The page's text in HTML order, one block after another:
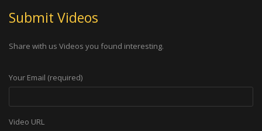
Submit Videos
Share with us Videos you found interesting.
Your Email (required)
Video URL